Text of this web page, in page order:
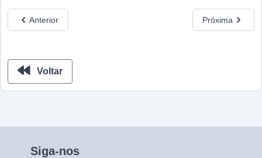
Anterior Próxima
Voltar
Siga-nos